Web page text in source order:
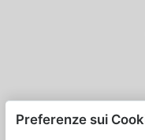
Preferenze sui